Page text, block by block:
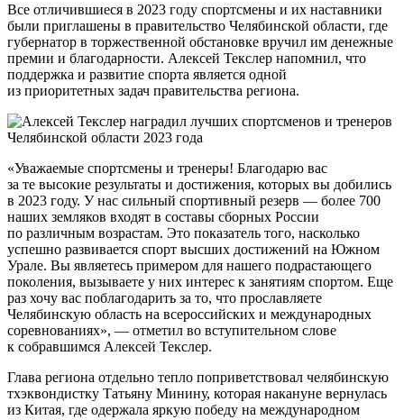
Все отличившиеся в 2023 году спортсмены и их наставники
были приглашены в правительство Челябинской области, где
губернатор в торжественной обстановке вручил им денежные
премии и благодарности. Алексей Текслер напомнил, что
поддержка и развитие спорта является одной
из приоритетных задач правительства региона.
«Уважаемые спортсмены и тренеры! Благодарю вас
за те высокие результаты и достижения, которых вы добились
в 2023 году. У нас сильный спортивный резерв — более 700
наших земляков входят в составы сборных России
по различным возрастам. Это показатель того, насколько
успешно развивается спорт высших достижений на Южном
Урале. Вы являетесь примером для нашего подрастающего
поколения, вызываете у них интерес к занятиям спортом. Еще
раз хочу вас поблагодарить за то, что прославляете
Челябинскую область на всероссийских и международных
соревнованиях», — отметил во вступительном слове
к собравшимся Алексей Текслер.
Глава региона отдельно тепло поприветствовал челябинскую
тхэквондистку Татьяну Минину, которая накануне вернулась
из Китая, где одержала яркую победу на международном